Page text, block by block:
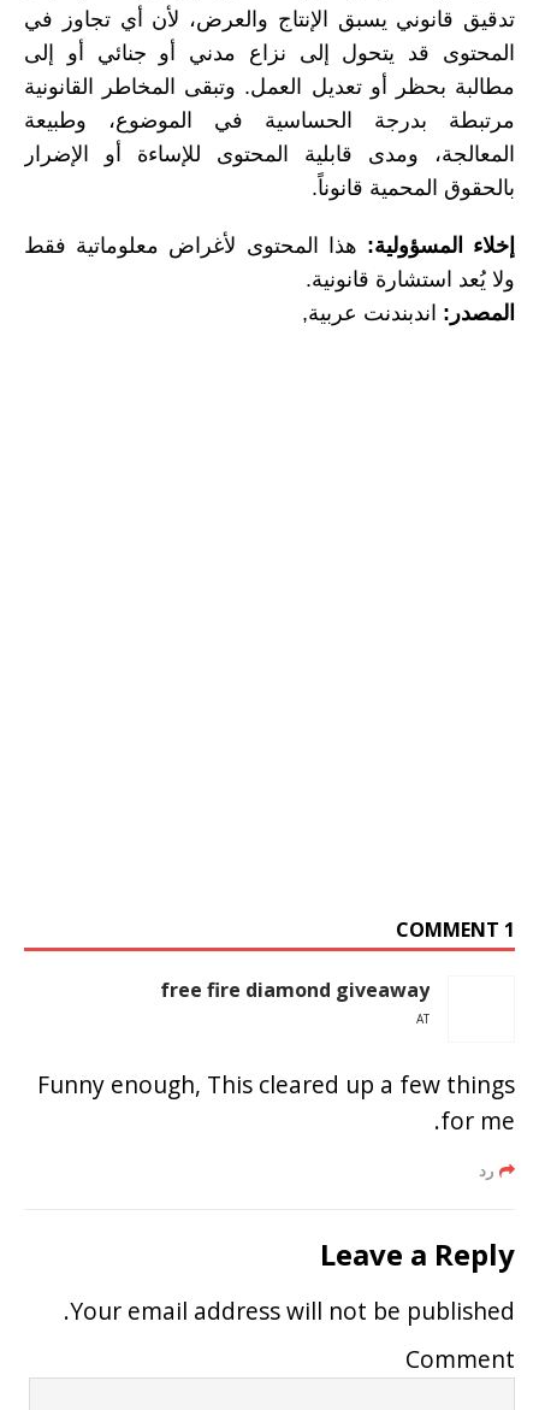
تدقيق قانوني يسبق الإنتاج والعرض، لأن أي تجاوز في
المحتوى قد يتحول إلى نزاع مدني أو جنائي أو إلى
مطالبة بحظر أو تعديل العمل. وتبقى المخاطر القانونية
مرتبطة بدرجة الحساسية في الموضوع، وطبيعة
المعالجة، ومدى قابلية المحتوى للإساءة أو الإضرار
بالحقوق المحمية قانوناً.
إخلاء المسؤولية: هذا المحتوى لأغراض معلوماتية فقط
ولا يُعد استشارة قانونية.
المصدر: اندبندنت عربية,
1 COMMENT
free fire diamond giveaway
AT
Funny enough, This cleared up a few things
for me.
رد
Leave a Reply
Your email address will not be published.
Comment